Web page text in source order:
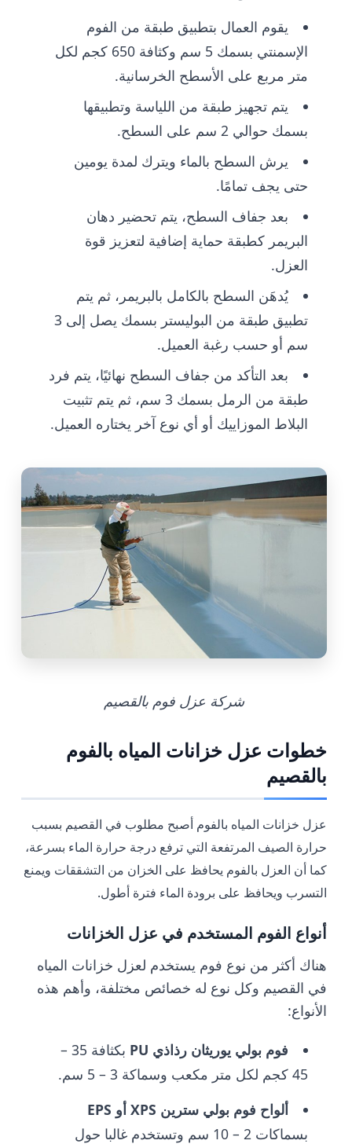
يقوم العمال بتطبيق طبقة من الفوم
الإسمنتي بسمك 5 سم وكثافة 650 كجم لكل
متر مربع على الأسطح الخرسانية.
يتم تجهيز طبقة من اللياسة وتطبيقها
بسمك حوالي 2 سم على السطح.
يرش السطح بالماء ويترك لمدة يومين
حتى يجف تمامًا.
بعد جفاف السطح، يتم تحضير دهان
البريمر كطبقة حماية إضافية لتعزيز قوة
العزل.
يُدهَن السطح بالكامل بالبريمر، ثم يتم
تطبيق طبقة من البوليستر بسمك يصل إلى 3
سم أو حسب رغبة العميل.
بعد التأكد من جفاف السطح نهائيًا، يتم فرد
طبقة من الرمل بسمك 3 سم، ثم يتم تثبيت
البلاط الموزاييك أو أي نوع آخر يختاره العميل.
شركة عزل فوم بالقصيم
خطوات عزل خزانات المياه بالفوم
بالقصيم
عزل خزانات المياه بالفوم أصبح مطلوب في القصيم بسبب
حرارة الصيف المرتفعة التي ترفع درجة حرارة الماء بسرعة،
كما أن العزل بالفوم يحافظ على الخزان من التشققات ويمنع
التسرب ويحافظ على برودة الماء فترة أطول.
أنواع الفوم المستخدم في عزل الخزانات
هناك أكثر من نوع فوم يستخدم لعزل خزانات المياه
في القصيم وكل نوع له خصائص مختلفة، وأهم هذه
الأنواع:
فوم بولي يوريثان رذاذي
بكثافة 35 –
45 كجم لكل متر مكعب وسماكة 3 – 5 سم.
ألواح فوم بولي سترين
أو
بسماكات 2 – 10 سم وتستخدم غالبا حول